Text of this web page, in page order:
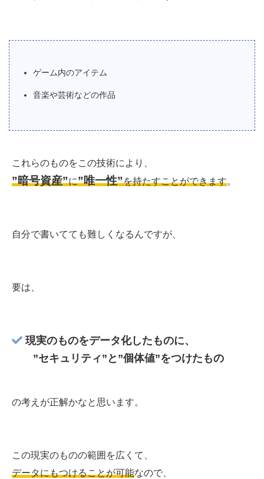
ゲーム内のアイテム
音楽や芸術などの作品
これらのものをこの技術により、
”暗号資産”に”唯一性”を持たすことができます。
自分で書いてても難しくなるんですが、
要は、
現実のものをデータ化したものに、
”セキュリティ”と”個体値”をつけたもの
の考えが正解かなと思います。
この現実のものの範囲を広くて、
データにもつけることが可能なので、